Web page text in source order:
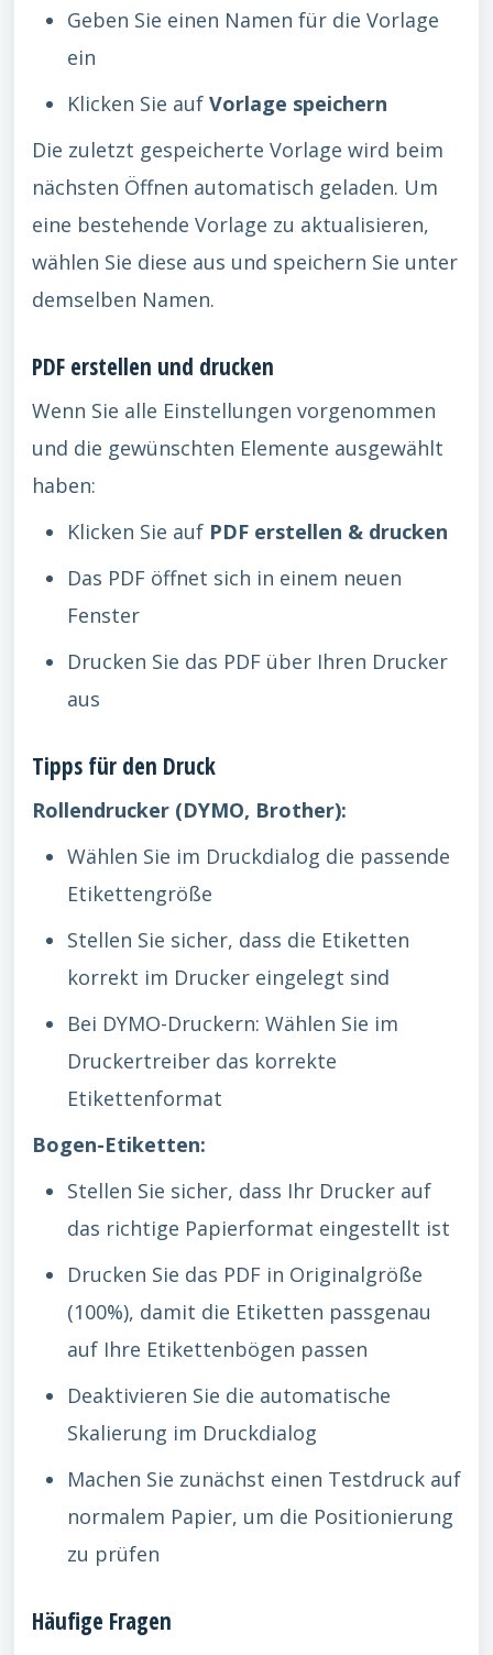
Geben Sie einen Namen für die Vorlage
ein
Klicken Sie auf Vorlage speichern
Die zuletzt gespeicherte Vorlage wird beim
nächsten Öffnen automatisch geladen. Um
eine bestehende Vorlage zu aktualisieren,
wählen Sie diese aus und speichern Sie unter
demselben Namen.
PDF erstellen und drucken
Wenn Sie alle Einstellungen vorgenommen
und die gewünschten Elemente ausgewählt
haben:
Klicken Sie auf PDF erstellen & drucken
Das PDF öffnet sich in einem neuen
Fenster
Drucken Sie das PDF über Ihren Drucker
aus
Tipps für den Druck
Rollendrucker (DYMO, Brother):
Wählen Sie im Druckdialog die passende
Etikettengröße
Stellen Sie sicher, dass die Etiketten
korrekt im Drucker eingelegt sind
Bei DYMO-Druckern: Wählen Sie im
Druckertreiber das korrekte
Etikettenformat
Bogen-Etiketten:
Stellen Sie sicher, dass Ihr Drucker auf
das richtige Papierformat eingestellt ist
Drucken Sie das PDF in Originalgröße
(100%), damit die Etiketten passgenau
auf Ihre Etikettenbögen passen
Deaktivieren Sie die automatische
Skalierung im Druckdialog
Machen Sie zunächst einen Testdruck auf
normalem Papier, um die Positionierung
zu prüfen
Häufige Fragen